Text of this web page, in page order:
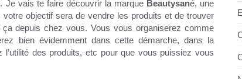
Je vais te faire découvrir la marque Beautysané, une
objectif sera de vendre les produits et de trouver
ça depuis chez vous. Vous vous organiserez comme
bien évidemment dans cette démarche, dans la
l’utilité des produits, etc pour que vous puissiez vous